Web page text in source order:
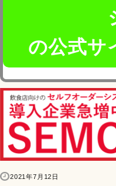
の公式サ
2021年7月12日